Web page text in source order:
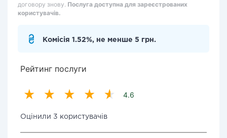
договору знову. Послуга доступна для зареєстрованих
користувачів.
Комісія 1.52%, не менше 5 грн.
Рейтинг послуги
4.6
Оцінили 3 користувачів